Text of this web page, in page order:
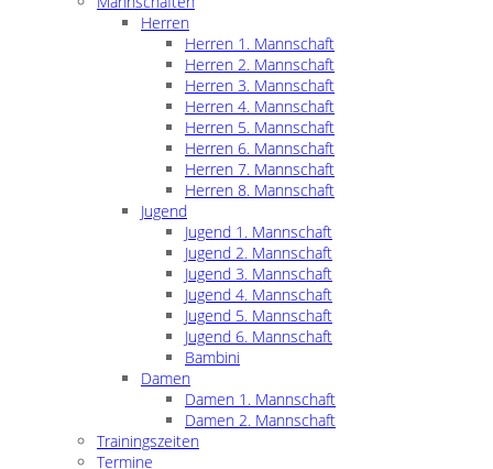
Herren
Herren 1. Mannschaft
Herren 2. Mannschaft
Herren 3. Mannschaft
Herren 4. Mannschaft
Herren 5. Mannschaft
Herren 6. Mannschaft
Herren 7. Mannschaft
Herren 8. Mannschaft
Jugend
Jugend 1. Mannschaft
Jugend 2. Mannschaft
Jugend 3. Mannschaft
Jugend 4. Mannschaft
Jugend 5. Mannschaft
Jugend 6. Mannschaft
Bambini
Damen
Damen 1. Mannschaft
Damen 2. Mannschaft
Trainingszeiten
Termine